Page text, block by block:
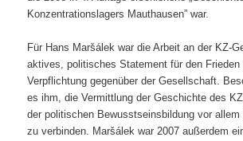
Konzentrationslagers Mauthausen” war.
Für Hans Maršálek war die Arbeit an der KZ-
aktives, politisches Statement für den Frieden
Verpflichtung gegenüber der Gesellschaft.
es ihm, die Vermittlung der Geschichte des
der politischen Bewusstseinsbildung vor allem
zu verbinden. Maršálek war 2007 außerdem